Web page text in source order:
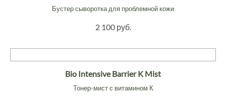
Бустер сыворотка для проблемной кожи
2 100 руб.
Bio Intensive Barrier K Mist
Тонер-мист с витамином К